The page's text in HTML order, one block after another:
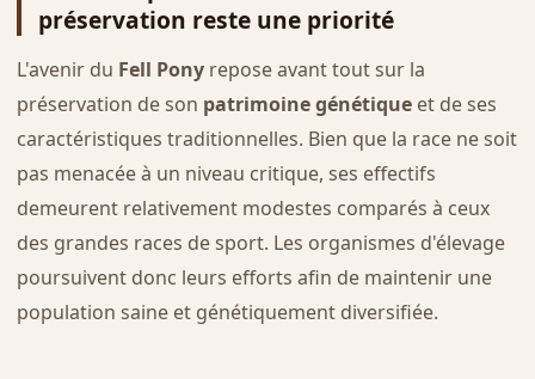
préservation reste une priorité
L'avenir du Fell Ponyrepose avant tout sur la
préservation de son patrimoine génétiqueet de ses
caractéristiques traditionnelles. Bien que la race ne soit
pas menacée à un niveau critique, ses effectifs
demeurent relativement modestes comparés à ceux
des grandes races de sport. Les organismes d'élevage
poursuivent donc leurs efforts afin de maintenir une
population saine et génétiquement diversifiée.